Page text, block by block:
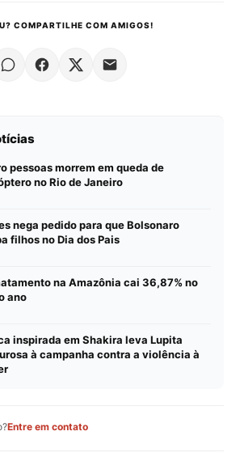
COMPARTILHE COM AMIGOS!
pessoas morrem em queda de
no Rio de Janeiro
nega pedido para que Bolsonaro
filhos no Dia dos Pais
na Amazônia cai 36,87% no
ano
inspirada em Shakira leva Lupita
à campanha contra a violência à
Entre em contato